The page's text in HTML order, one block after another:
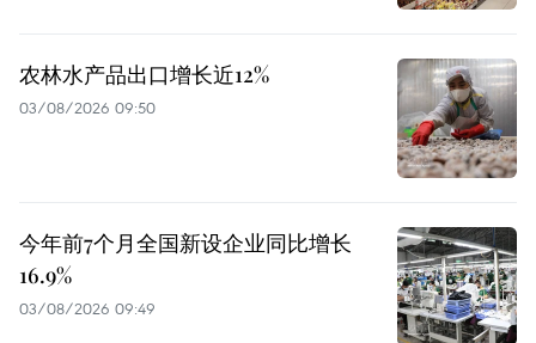
农林水产品出口增长近12%
03/08/2026 09:50
今年前7个月全国新设企业同比增长
16.9%
03/08/2026 09:49